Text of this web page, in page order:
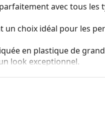
avec tous les
un choix idéal pour les
en plastique de
look exceptionnel.
sans affecter le
minéral se
pour la production